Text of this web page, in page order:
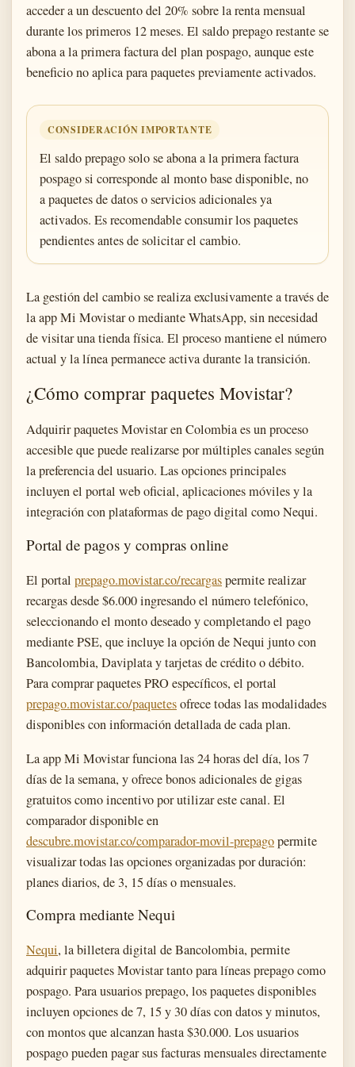
acceder a un descuento del 20% sobre la renta mensual
durante los primeros 12 meses. El saldo prepago restante se
abona a la primera factura del plan pospago, aunque este
beneficio no aplica para paquetes previamente activados.
CONSIDERACIÓN IMPORTANTE
El saldo prepago solo se abona a la primera factura
pospago si corresponde al monto base disponible, no
a paquetes de datos o servicios adicionales ya
activados. Es recomendable consumir los paquetes
pendientes antes de solicitar el cambio.
La gestión del cambio se realiza exclusivamente a través de
la app Mi Movistar o mediante WhatsApp, sin necesidad
de visitar una tienda física. El proceso mantiene el número
actual y la línea permanece activa durante la transición.
¿Cómo comprar paquetes Movistar?
Adquirir paquetes Movistar en Colombia es un proceso
accesible que puede realizarse por múltiples canales según
la preferencia del usuario. Las opciones principales
incluyen el portal web oficial, aplicaciones móviles y la
integración con plataformas de pago digital como Nequi.
Portal de pagos y compras online
El portal prepago.movistar.co/recargaspermite realizar
recargas desde $6.000 ingresando el número telefónico,
seleccionando el monto deseado y completando el pago
mediante PSE, que incluye la opción de Nequi junto con
Bancolombia, Daviplata y tarjetas de crédito o débito.
Para comprar paquetes PRO específicos, el portal
prepago.movistar.co/paquetesofrece todas las modalidades
disponibles con información detallada de cada plan.
La app Mi Movistar funciona las 24 horas del día, los 7
días de la semana, y ofrece bonos adicionales de gigas
gratuitos como incentivo por utilizar este canal. El
comparador disponible en
descubre.movistar.co/comparador-movil-prepagopermite
visualizar todas las opciones organizadas por duración:
planes diarios, de 3, 15 días o mensuales.
Compra mediante Nequi
Nequi, la billetera digital de Bancolombia, permite
adquirir paquetes Movistar tanto para líneas prepago como
pospago. Para usuarios prepago, los paquetes disponibles
incluyen opciones de 7, 15 y 30 días con datos y minutos,
con montos que alcanzan hasta $30.000. Los usuarios
pospago pueden pagar sus facturas mensuales directamente